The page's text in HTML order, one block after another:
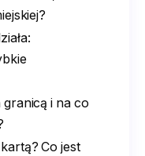
granicą i na co
Co jest